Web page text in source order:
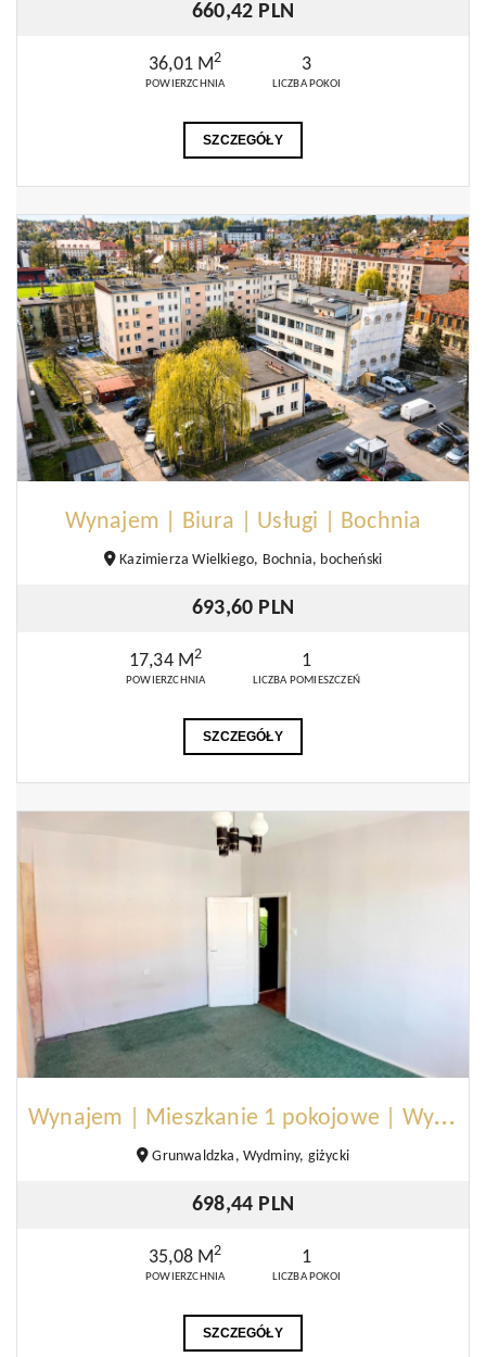
660,42 PLN
36,01 M2
POWIERZCHNIA
3
LICZBA POKOI
SZCZEGÓŁY
Wynajem | Biura | Usługi | Bochnia
Kazimierza Wielkiego, Bochnia, bocheński
693,60 PLN
17,34 M2
POWIERZCHNIA
1
LICZBA POMIESZCZEŃ
SZCZEGÓŁY
W
ynajem | Mieszkanie 1 pokojowe | Wydminy
Grunwaldzka, Wydminy, giżycki
698,44 PLN
35,08 M2
POWIERZCHNIA
1
LICZBA POKOI
SZCZEGÓŁY